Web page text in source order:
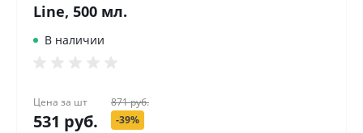
Line, 500 мл.
В наличии
Цена за шт
531 руб.
871 руб.
-39%